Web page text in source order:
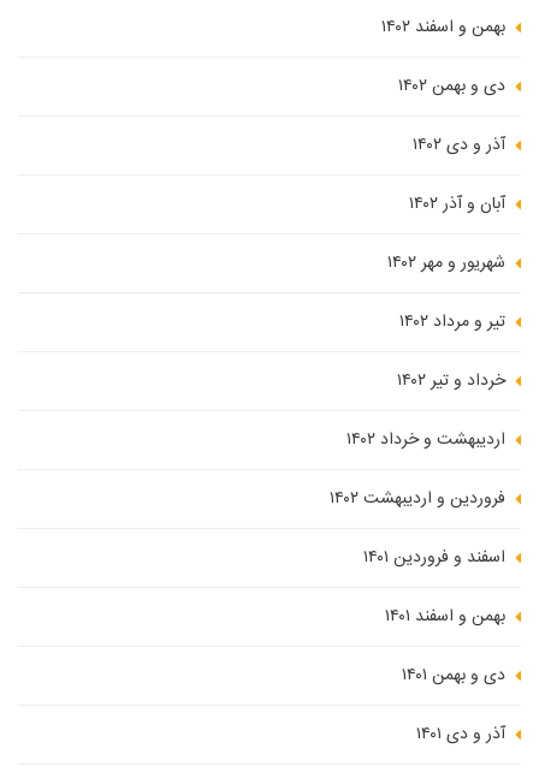
بهمن و اسفند ۱۴۰۲
دی و بهمن ۱۴۰۲
آذر و دی ۱۴۰۲
آبان و آذر ۱۴۰۲
شهریور و مهر ۱۴۰۲
تیر و مرداد ۱۴۰۲
خرداد و تیر ۱۴۰۲
اردیبهشت و خرداد ۱۴۰۲
فروردین و اردیبهشت ۱۴۰۲
اسفند و فروردین ۱۴۰۱
بهمن و اسفند ۱۴۰۱
دی و بهمن ۱۴۰۱
آذر و دی ۱۴۰۱